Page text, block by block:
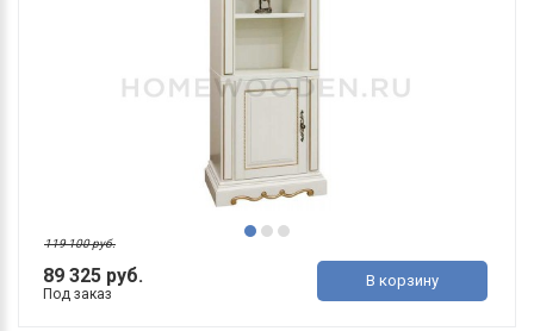
89 325 руб.
119 100 руб.
Под заказ
В корзину